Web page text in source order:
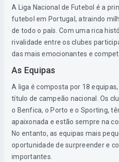
A Liga Nacional de Futebol é a
futebol em Portugal, atraindo
de todo o país. Com uma rica
rivalidade entre os clubes
das mais emocionantes e
As Equipas
A liga é composta por 18
título de campeão nacional. Os
o Benfica, o Porto e o Sporting,
apaixonada e estão sempre na
No entanto, as equipas mais
oportunidade de surpreender e
importantes.